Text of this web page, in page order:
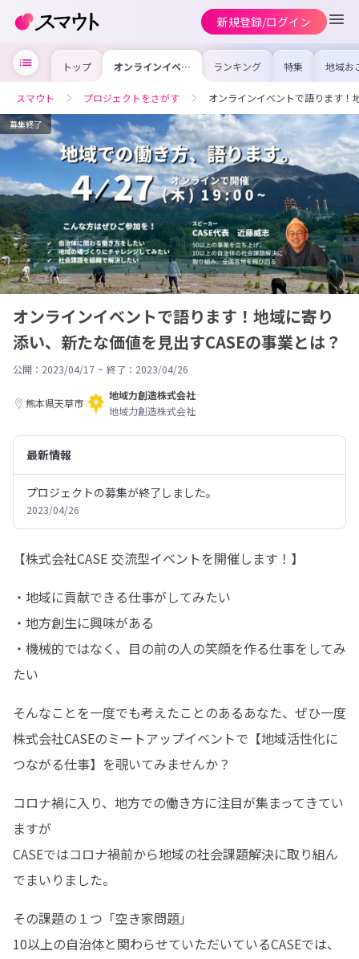
新規登録/ログイン
トップ オンラインイベン
トで語ります！地
たな価値を見出す
CASEの事業と
は？
ランキング 特集 地域お
の求
を集め
事内容
を比較
合った
けよう
スマウト プロジェクトをさがす オンラインイベントで語ります！
募集終了
オンラインイベントで語ります！地域に寄り
添い、新たな価値を見出すCASEの事業とは？
公開：2023/04/17 ~ 終了：2023/04/26
熊本県天草市
地域力創造株式会社
地域力創造株式会社
最新情報
プロジェクトの募集が終了しました。
2023/04/26
【株式会社CASE 交流型イベントを開催します！】
・地域に貢献できる仕事がしてみたい
・地方創生に興味がある
・機械的ではなく、目の前の人の笑顔を作る仕事をしてみ
たい
そんなことを一度でも考えたことのあるあなた、ぜひ一度
株式会社CASEのミートアップイベントで【地域活性化に
つながる仕事】を覗いてみませんか？
コロナ禍に入り、地方での働き方に注目が集まってきてい
ますが
CASEではコロナ禍前から地域の社会課題解決に取り組ん
でまいりました。
その課題の１つ「空き家問題」
10以上の自治体と関わらせていただいているCASEでは、